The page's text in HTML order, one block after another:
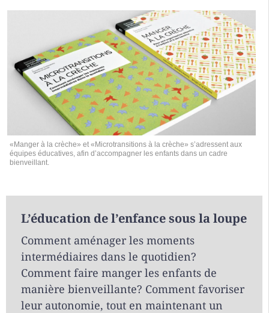
«Manger à la crèche» et «Microtransitions à la crèche» s’adressent aux
équipes éducatives, afin d’accompagner les enfants dans un cadre
bienveillant.
L’éducation de l’enfance sous la loupe
Comment aménager les moments
intermédiaires dans le quotidien?
Comment faire manger les enfants de
manière bienveillante? Comment favoriser
leur autonomie, tout en maintenant un